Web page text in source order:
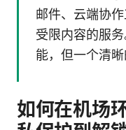
邮件、云端协
受限内容的服
能，但一个清
如何在机场